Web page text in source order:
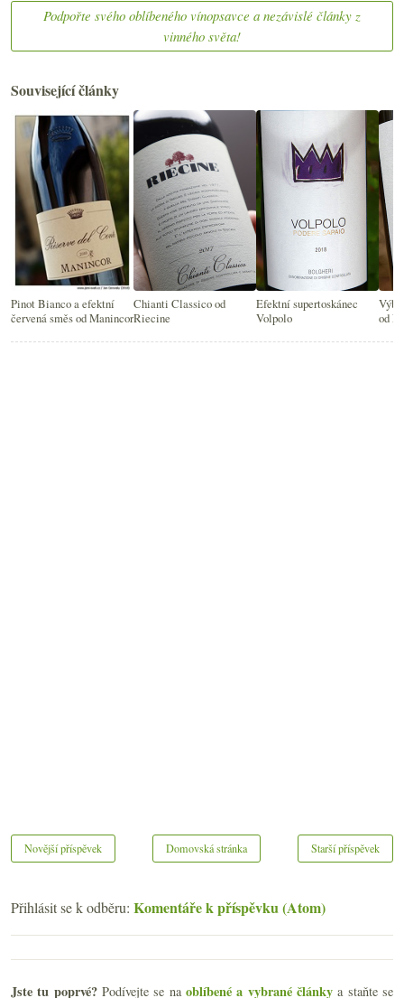
Podpořte svého oblíbeného vínopsavce a nezávislé články z
vinného světa!
Související články
Pinot Bianco a efektní
červená směs od Manincor
Chianti Classico od
Riecine
Efektní supertoskánec
Volpolo
od
Novější příspěvek Starší příspěvek
Domovská stránka
Přihlásit se k odběru: Komentáře k příspěvku (Atom)
Jste tu poprvé?Podívejte se naoblíbené a vybrané články a staňte se